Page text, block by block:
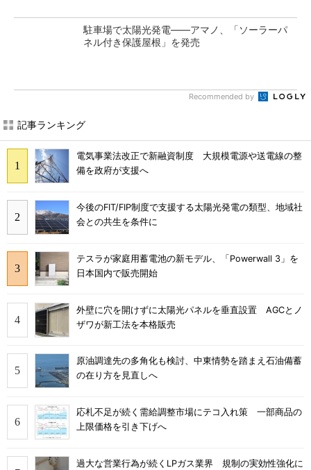
駐車場で太陽光発電――アマノ、「ソーラーパ
ネル付き保護屋根」を発売
Recommended by
記事ランキング
電気事業法改正で新融資制度 大規模電源や送電線の整
備を政府が支援へ
今後のFIT/FIP制度で支援する太陽光発電の類型、地域社
会との共生を条件に
テスラが家庭用蓄電池の新モデル、「Powerwall 3」を
日本国内で販売開始
外壁に穴を開けずに太陽光パネルを垂直設置 AGCとノ
ザワが新工法を本格販売
原油調達先の多角化も検討、中東情勢を踏まえ石油備蓄
の在り方を見直しへ
応札不足が続く需給調整市場にテコ入れ策 一部商品の
上限価格を引き下げへ
過大な営業行為が続くLPガス業界 規制の実効性強化に